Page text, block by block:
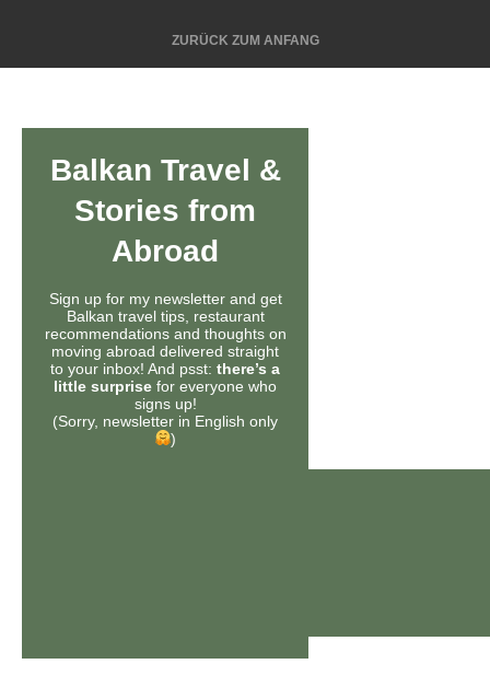
ZURÜCK ZUM ANFANG
Balkan Travel &
Stories from
Abroad
Sign up for my newsletter and get
Balkan travel tips, restaurant
recommendations and thoughts on
moving abroad delivered straight
to your inbox! And psst: there’s a
little surprise for everyone who
signs up!
(Sorry, newsletter in English only
)